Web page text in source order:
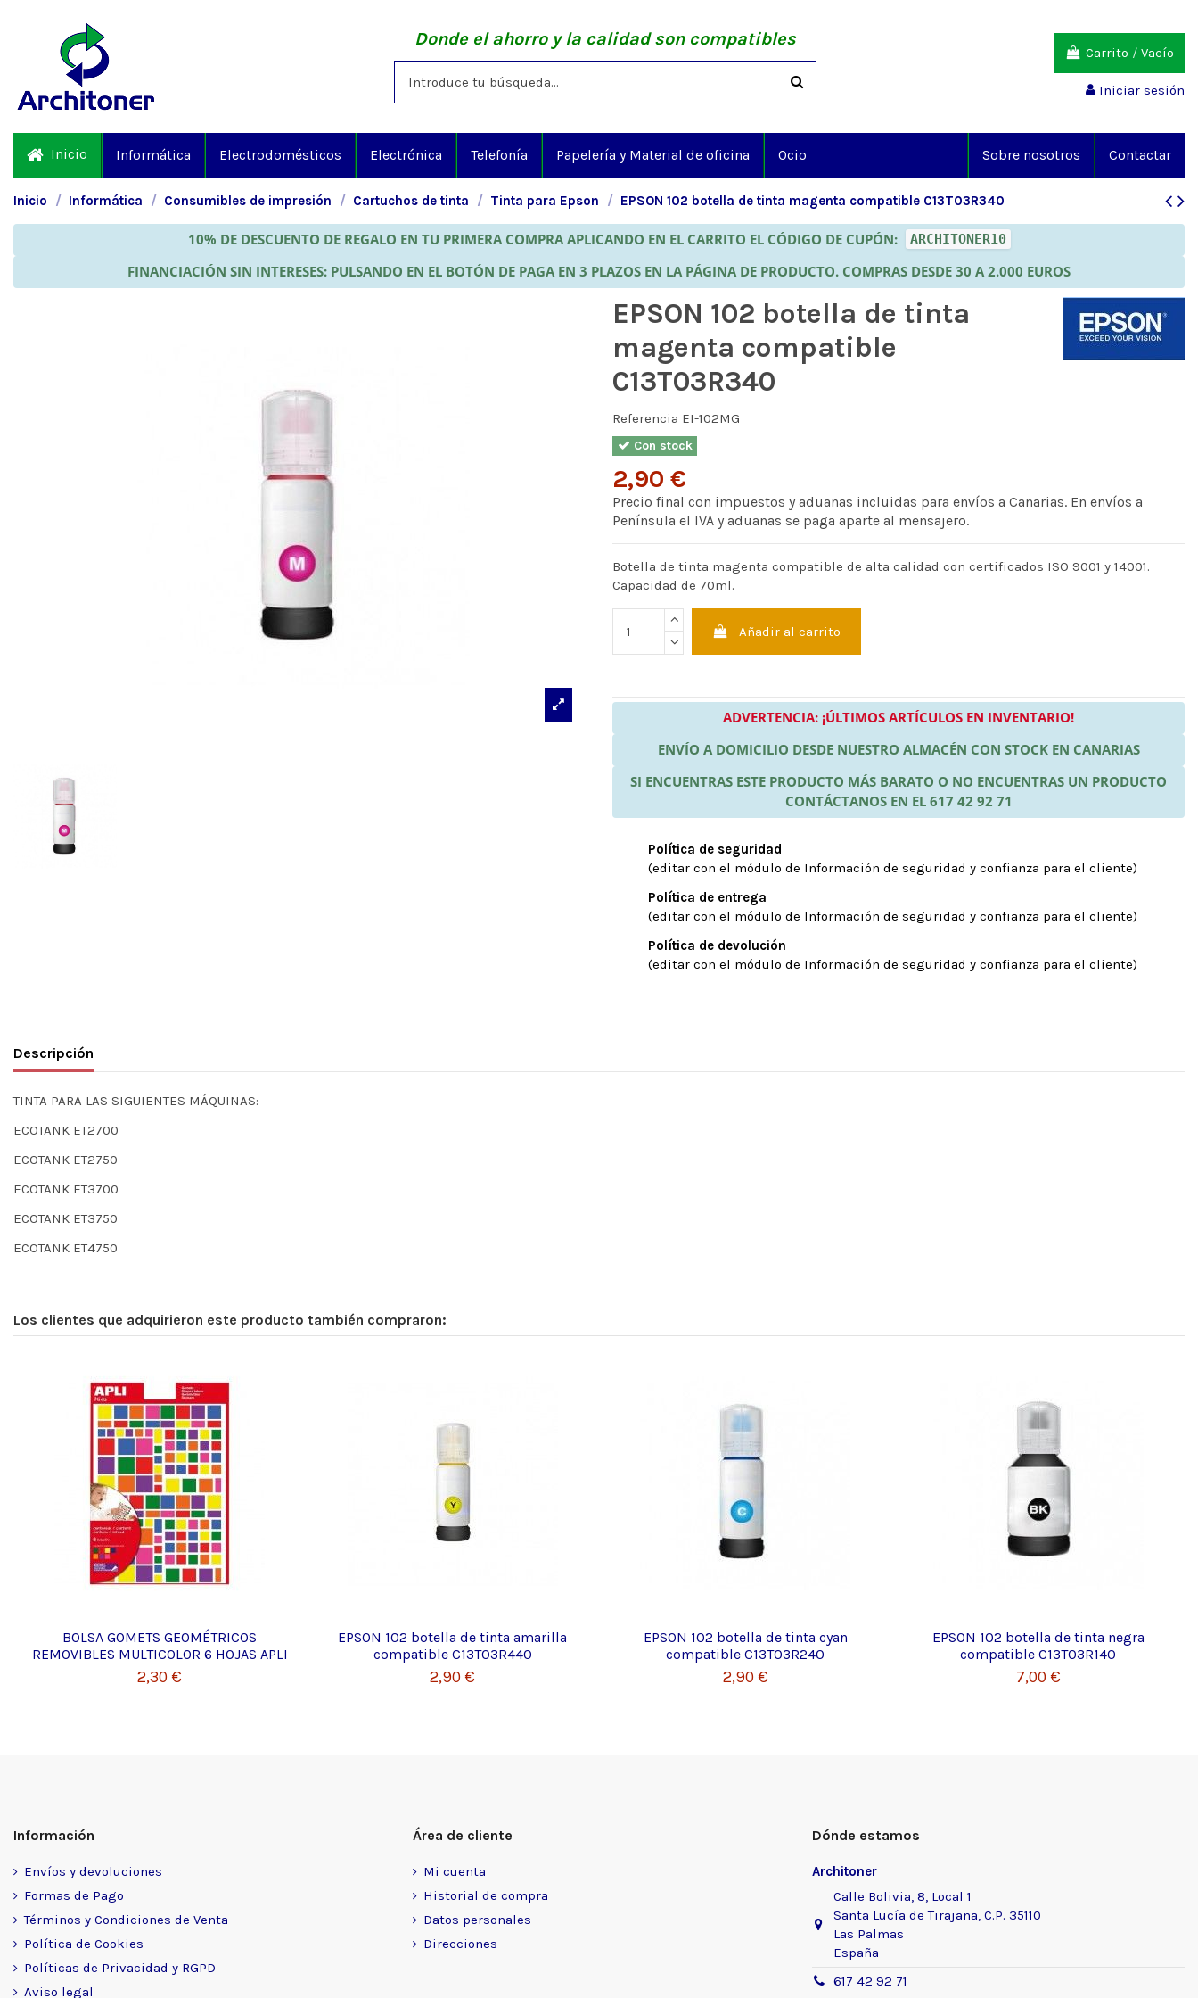
Donde el ahorro y la calidad son compatibles
Carrito / Vacío
Iniciar sesión
Inicio Informática Electrodomésticos Electrónica Telefonía Papelería y Material de oficina Ocio Contactar
Sobre nosotros
Inicio Informática Consumibles de impresión Cartuchos de tinta Tinta para Epson EPSON 102 botella de tinta magenta compatible C13T03R340
10% DE DESCUENTO DE REGALO EN TU PRIMERA COMPRA APLICANDO EN EL CARRITO EL CÓDIGO DE CUPÓN: ARCHITONER10
FINANCIACIÓN SIN INTERESES: PULSANDO EN EL BOTÓN DE PAGA EN 3 PLAZOS EN LA PÁGINA DE PRODUCTO. COMPRAS DESDE 30 A 2.000 EUROS
EPSON 102 botella de tinta
magenta compatible
C13T03R340
Referencia EI-102MG
Con stock
2,90 €
Precio final con impuestos y aduanas incluidas para envíos a Canarias. En envíos a
Península el IVA y aduanas se paga aparte al mensajero.
Botella de tinta magenta compatible de alta calidad con certificados ISO 9001 y 14001.
Capacidad de 70ml.
Añadir al carrito
ADVERTENCIA: ¡ÚLTIMOS ARTÍCULOS EN INVENTARIO!
ENVÍO A DOMICILIO DESDE NUESTRO ALMACÉN CON STOCK EN CANARIAS
SI ENCUENTRAS ESTE PRODUCTO MÁS BARATO O NO ENCUENTRAS UN PRODUCTO
CONTÁCTANOS EN EL 617 42 92 71
Política de seguridad
(editar con el módulo de Información de seguridad y confianza para el cliente)
Política de entrega
(editar con el módulo de Información de seguridad y confianza para el cliente)
Política de devolución
(editar con el módulo de Información de seguridad y confianza para el cliente)
Descripción
TINTA PARA LAS SIGUIENTES MÁQUINAS:
ECOTANK ET2700
ECOTANK ET2750
ECOTANK ET3700
ECOTANK ET3750
ECOTANK ET4750
Los clientes que adquirieron este producto también compraron:
BOLSA GOMETS GEOMÉTRICOS
REMOVIBLES MULTICOLOR 6 HOJAS APLI
2,30 €
EPSON 102 botella de tinta amarilla
compatible C13T03R440
2,90 €
EPSON 102 botella de tinta cyan
compatible C13T03R240
2,90 €
EPSON 102 botella de tinta negra
compatible C13T03R140
7,00 €
Información
Envíos y devoluciones
Formas de Pago
Términos y Condiciones de Venta
Política de Cookies
Políticas de Privacidad y RGPD
Aviso legal
Área de cliente
Mi cuenta
Historial de compra
Datos personales
Direcciones
Dónde estamos
Architoner
Calle Bolivia, 8, Local 1
Santa Lucía de Tirajana, C.P. 35110
Las Palmas
España
617 42 92 71